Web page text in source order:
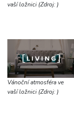
vaší ložnici (Zdroj: )
Vánoční atmosféra ve
vaší ložnici (Zdroj: )